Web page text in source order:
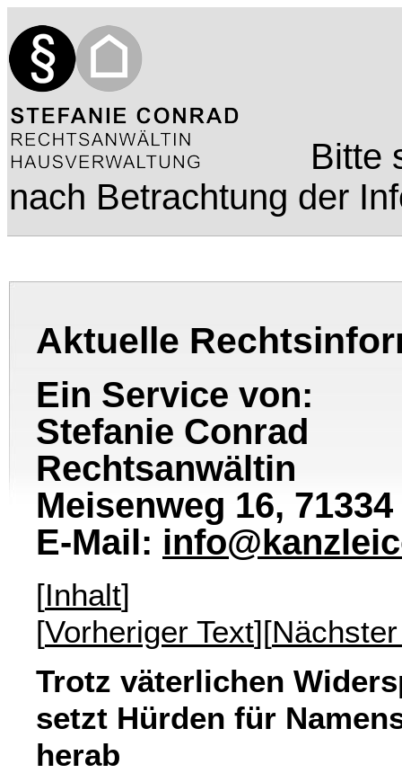
Bitte
nach Betrachtung der
Aktuelle
Ein Service von:
Stefanie Conrad
Rechtsanwältin
Meisenweg 16,
E-Mail:
[Inhalt]
[Vorheriger Text][
Trotz väterlichen
setzt Hürden für
herab